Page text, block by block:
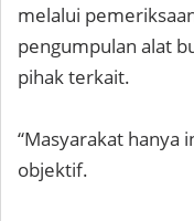
melalui
pengumpulan alat
pihak terkait.
“Masyarakat hanya
objektif.